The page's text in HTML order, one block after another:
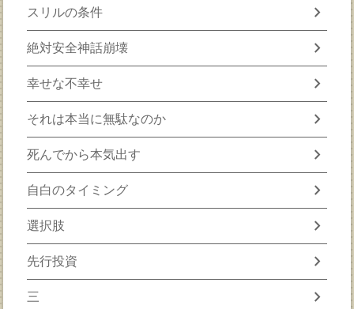
スリルの条件 chevron_right
絶対安全神話崩壊 chevron_right
幸せな不幸せ chevron_right
それは本当に無駄なのか chevron_right
死んでから本気出す chevron_right
自白のタイミング chevron_right
選択肢 chevron_right
先行投資 chevron_right
三 chevron_right